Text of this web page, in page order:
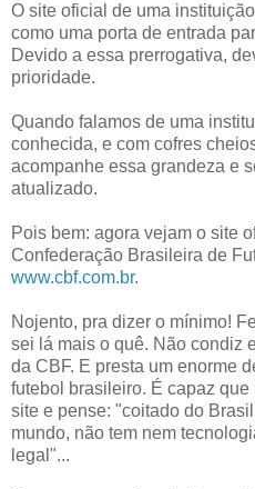
O site oficial de uma
como uma porta de entrada
Devido a essa prerrogativa,
prioridade.
Quando falamos de uma
conhecida, e com cofres
acompanhe essa grandeza e
atualizado.
Pois bem: agora vejam o site
Confederação Brasileira de
www.cbf.com.br.
Nojento, pra dizer o mínimo!
sei lá mais o quê. Não condiz
da CBF. E presta um enorme
futebol brasileiro. É capaz
site e pense: "coitado do
mundo, não tem nem
legal"...